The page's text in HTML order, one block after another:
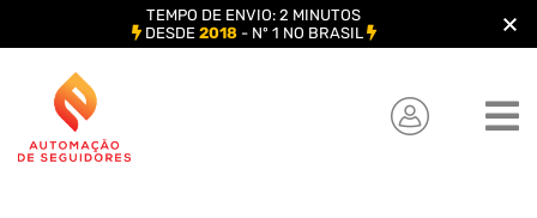
content
TEMPO DE ENVIO: 2 MINUTOS
DESDE 2018- Nº 1 NO BRASIL